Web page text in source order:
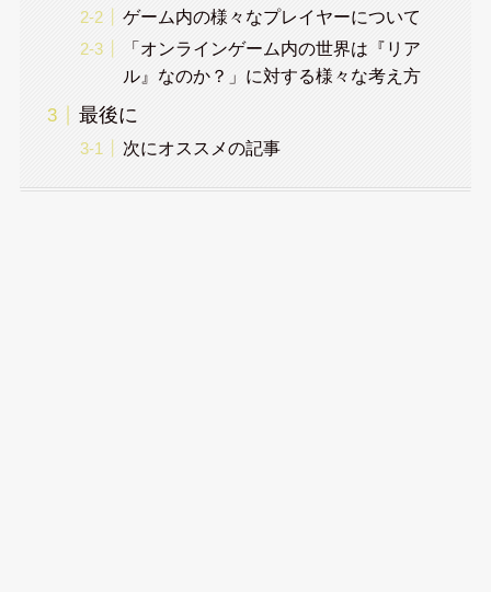
ゲーム内の様々なプレイヤーについて
「オンラインゲーム内の世界は『リア
ル』なのか？」に対する様々な考え方
最後に
次にオススメの記事